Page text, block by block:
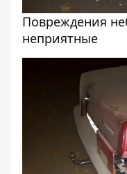
Повреждения
неприятные